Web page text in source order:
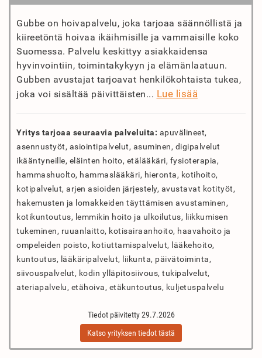
Gubbe on hoivapalvelu, joka tarjoaa säännöllistä ja
kiireetöntä hoivaa ikäihmisille ja vammaisille koko
Suomessa. Palvelu keskittyy asiakkaidensa
hyvinvointiin, toimintakykyyn ja elämänlaatuun.
Gubben avustajat tarjoavat henkilökohtaista tukea,
joka voi sisältää päivittäisten... Lue lisää
Yritys tarjoaa seuraavia palveluita: apuvälineet,
asennustyöt, asiointipalvelut, asuminen, digipalvelut
ikääntyneille, eläinten hoito, etälääkäri, fysioterapia,
hammashuolto, hammaslääkäri, hieronta, kotihoito,
kotipalvelut, arjen asioiden järjestely, avustavat kotityöt,
hakemusten ja lomakkeiden täyttämisen avustaminen,
kotikuntoutus, lemmikin hoito ja ulkoilutus, liikkumisen
tukeminen, ruuanlaitto, kotisairaanhoito, haavahoito ja
ompeleiden poisto, kotiuttamispalvelut, lääkehoito,
kuntoutus, lääkäripalvelut, liikunta, päivätoiminta,
siivouspalvelut, kodin ylläpitosiivous, tukipalvelut,
ateriapalvelu, etähoiva, etäkuntoutus, kuljetuspalvelu
Tiedot päivitetty 29.7.2026
Katso yrityksen tiedot tästä